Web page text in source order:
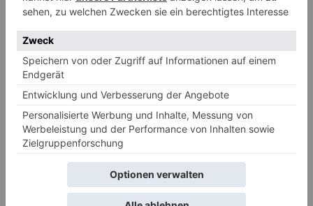
Kate-Middleton-Wassermelonen-Salat
Prickelnder Ingwer-Sekt